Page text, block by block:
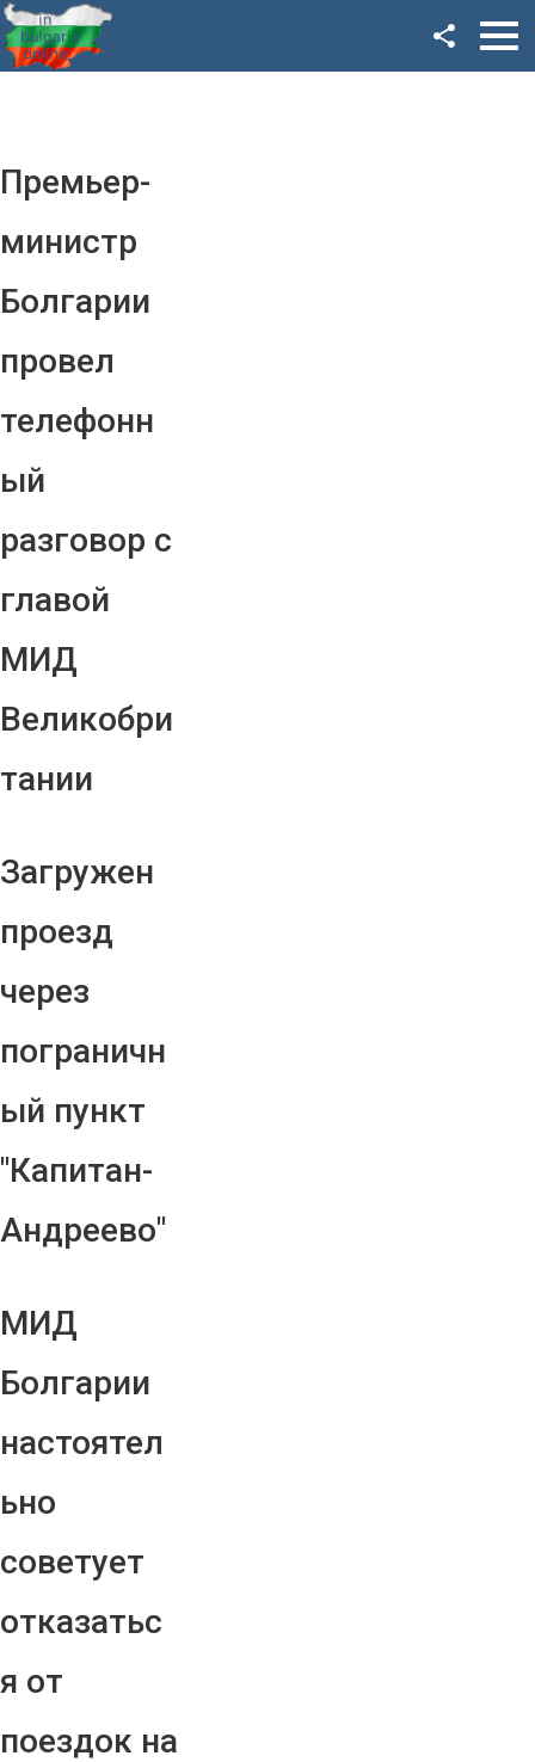
Премьер-
министр
Болгарии
провел
телефонн
ый
разговор с
главой
МИД
Великобри
тании
Загружен
проезд
через
пограничн
ый пункт
"Капитан-
Андреево"
МИД
Болгарии
настоятел
ьно
советует
отказатьс
я от
поездок на